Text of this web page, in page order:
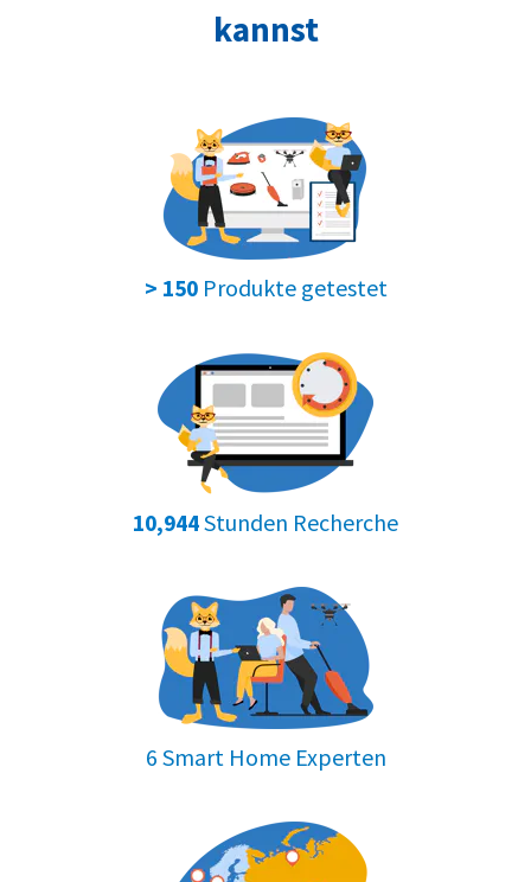
kannst
> 150Produkte getestet
10,944Stunden Recherche
6 Smart Home Experten